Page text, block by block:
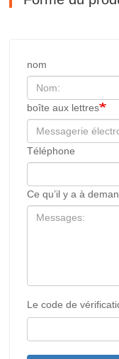
nom
boîte aux lettres
Téléphone
Ce qu’il y a à
Le code de